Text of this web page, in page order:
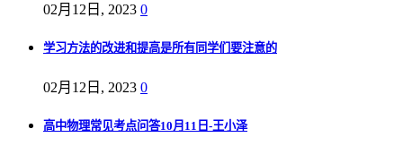
02月12日, 2023 0
学习方法的改进和提高是所有同学们要注意的
02月12日, 2023 0
高中物理常见考点问答10月11日-王小泽